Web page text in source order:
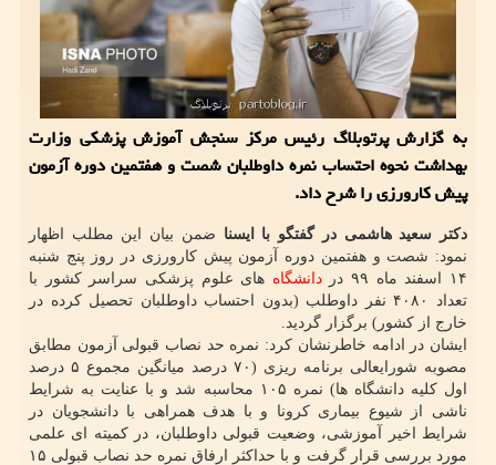
به گزارش پرتوبلاگ رئیس مرکز سنجش آموزش پزشکی وزارت
بهداشت نحوه احتساب نمره داوطلبان شصت و هفتمین دوره آزمون
پیش کارورزی را شرح داد.
دکتر سعید هاشمی در گفتگو با ایسنا ضمن بیان این مطلب اظهار
نمود: شصت و هفتمین دوره آزمون پیش کارورزی در روز پنج شنبه
۱۴ اسفند ماه ۹۹ در
دانشگاه های علوم پزشکی سراسر کشور با
تعداد ۴۰۸۰ نفر داوطلب (بدون احتساب داوطلبان تحصیل کرده در
خارج از کشور) برگزار گردید.
ایشان در ادامه خاطرنشان کرد: نمره حد نصاب قبولی آزمون مطابق
مصوبه شورایعالی برنامه ریزی (۷۰ درصد میانگین مجموع ۵ درصد
اول کلیه دانشگاه ها) نمره ۱۰۵ محاسبه شد و با عنایت به شرایط
ناشی از شیوع بیماری کرونا و با هدف همراهی با دانشجویان در
شرایط اخیر آموزشی، وضعیت قبولی داوطلبان، در کمیته ای علمی
مورد بررسی قرار گرفت و با حداکثر ارفاق نمره حد نصاب قبولی ۱۵